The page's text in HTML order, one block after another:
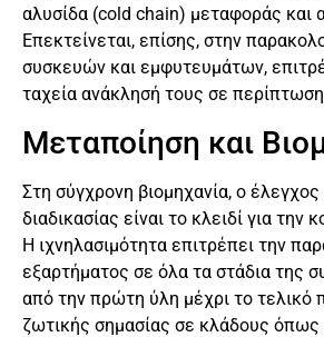
αλυσίδα (cold chain) μεταφοράς και
Επεκτείνεται, επίσης, στην
συσκευών και εμφυτευμάτων,
ταχεία ανάκλησή τους σε
Μεταποίηση και
Στη σύγχρονη βιομηχανία, ο
διαδικασίας είναι το κλειδί για την
Η ιχνηλασιμότητα επιτρέπει την
εξαρτήματος σε όλα τα στάδια της
από την πρώτη ύλη μέχρι το τελικό
ζωτικής σημασίας σε κλάδους όπως